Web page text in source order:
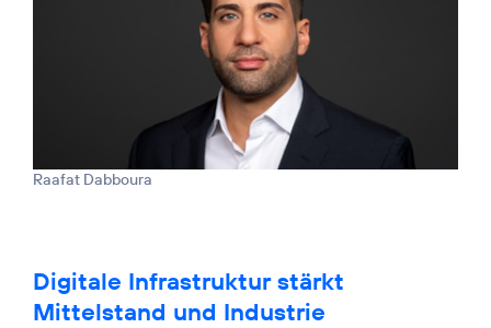
Raafat Dabboura
Digitale Infrastruktur stärkt
Mittelstand und Industrie